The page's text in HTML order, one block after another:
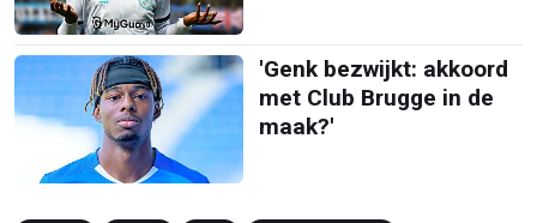
'Genk bezwijkt: akkoord
met Club Brugge in de
maak?'